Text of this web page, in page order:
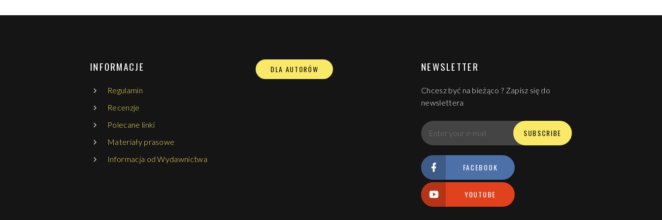
INFORMACJE
Regulamin
Recenzje
Polecane linki
Materiały prasowe
Informacja od Wydawnictwa
DLA AUTORÓW NEWSLETTER
Chcesz być na bieżąco ? Zapisz się do
newslettera
SUBSCRIBE
FACEBOOK
YOUTUBE